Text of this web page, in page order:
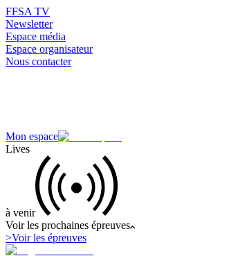
FFSA TV
Newsletter
Espace média
Espace organisateur
Nous contacter
Mon espace
Lives
à venir
Voir les prochaines épreuves
>Voir les épreuves